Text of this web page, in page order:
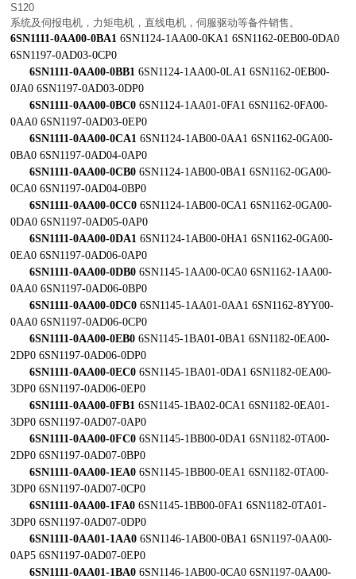
S120
系统及伺报电机，力矩电机，直线电机，伺服驱动等备件销售。
6SN1111-0AA00-0BA1 6SN1124-1AA00-0KA1 6SN1162-0EB00-0DA0
6SN1197-0AD03-0CP0
6SN1111-0AA00-0BB1 6SN1124-1AA00-0LA1 6SN1162-0EB00-
0JA0 6SN1197-0AD03-0DP0
6SN1111-0AA00-0BC0 6SN1124-1AA01-0FA1 6SN1162-0FA00-
0AA0 6SN1197-0AD03-0EP0
6SN1111-0AA00-0CA1 6SN1124-1AB00-0AA1 6SN1162-0GA00-
0BA0 6SN1197-0AD04-0AP0
6SN1111-0AA00-0CB0 6SN1124-1AB00-0BA1 6SN1162-0GA00-
0CA0 6SN1197-0AD04-0BP0
6SN1111-0AA00-0CC0 6SN1124-1AB00-0CA1 6SN1162-0GA00-
0DA0 6SN1197-0AD05-0AP0
6SN1111-0AA00-0DA1 6SN1124-1AB00-0HA1 6SN1162-0GA00-
0EA0 6SN1197-0AD06-0AP0
6SN1111-0AA00-0DB0 6SN1145-1AA00-0CA0 6SN1162-1AA00-
0AA0 6SN1197-0AD06-0BP0
6SN1111-0AA00-0DC0 6SN1145-1AA01-0AA1 6SN1162-8YY00-
0AA0 6SN1197-0AD06-0CP0
6SN1111-0AA00-0EB0 6SN1145-1BA01-0BA1 6SN1182-0EA00-
2DP0 6SN1197-0AD06-0DP0
6SN1111-0AA00-0EC0 6SN1145-1BA01-0DA1 6SN1182-0EA00-
3DP0 6SN1197-0AD06-0EP0
6SN1111-0AA00-0FB1 6SN1145-1BA02-0CA1 6SN1182-0EA01-
3DP0 6SN1197-0AD07-0AP0
6SN1111-0AA00-0FC0 6SN1145-1BB00-0DA1 6SN1182-0TA00-
2DP0 6SN1197-0AD07-0BP0
6SN1111-0AA00-1EA0 6SN1145-1BB00-0EA1 6SN1182-0TA00-
3DP0 6SN1197-0AD07-0CP0
6SN1111-0AA00-1FA0 6SN1145-1BB00-0FA1 6SN1182-0TA01-
3DP0 6SN1197-0AD07-0DP0
6SN1111-0AA01-1AA0 6SN1146-1AB00-0BA1 6SN1197-0AA00-
0AP5 6SN1197-0AD07-0EP0
6SN1111-0AA01-1BA0 6SN1146-1AB00-0CA0 6SN1197-0AA00-